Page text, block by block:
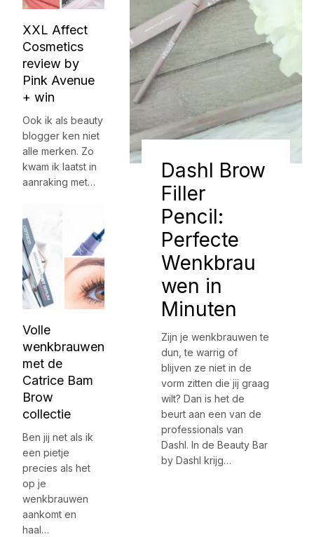
XXL Affect
Cosmetics
review by
Pink Avenue
+ win
Ook ik als beauty
blogger ken niet
alle merken. Zo
kwam ik laatst in
aanraking met…
Volle
wenkbrauwen
met de
Catrice Bam
Brow
collectie
Ben jij net als ik
een pietje
precies als het
op je
wenkbrauwen
aankomt en
haal…
Dashl Brow
Filler
Pencil:
Perfecte
Wenkbrau
wen in
Minuten
Zijn je wenkbrauwen te
dun, te warrig of
blijven ze niet in de
vorm zitten die jij graag
wilt? Dan is het de
beurt aan een van de
professionals van
Dashl. In de Beauty Bar
by Dashl krijg…